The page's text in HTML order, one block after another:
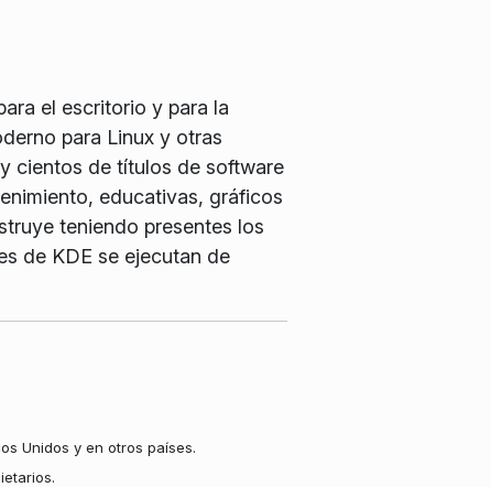
el escritorio y para la
para Linux y otras
cientos de títulos de software
educativas, gráficos
teniendo presentes los
de KDE se ejecutan de
Unidos y en otros países.